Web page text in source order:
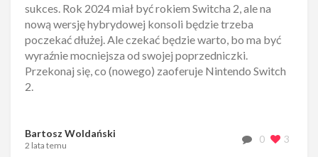
sukces. Rok 2024 miał być rokiem Switcha 2, ale na
nową wersję hybrydowej konsoli będzie trzeba
poczekać dłużej. Ale czekać będzie warto, bo ma być
wyraźnie mocniejsza od swojej poprzedniczki.
Przekonaj się, co (nowego) zaoferuje Nintendo Switch
2.
Bartosz Woldański
2 lata temu
0 3